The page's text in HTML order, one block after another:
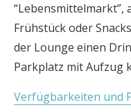
“Lebensmittelmarkt”,
Frühstück oder
der Lounge einen
Parkplatz mit Aufzug
Verfügbarkeiten und